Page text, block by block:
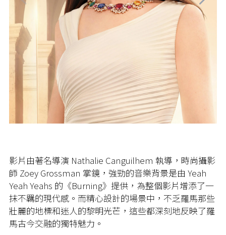
影片由著名導演 Nathalie Canguilhem 執導，時尚攝影
師 Zoey Grossman 掌鏡，強勁的音樂背景是由 Yeah
Yeah Yeahs 的《Burning》提供，為整個影片增添了一
抹不羈的現代感。而精心設計的場景中，不乏羅馬那些
壯麗的地標和迷人的黎明光芒，這些都深刻地反映了羅
馬古今交融的獨特魅力。